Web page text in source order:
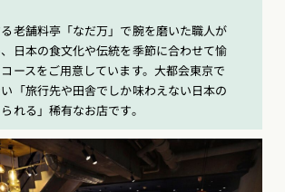
⽼舗料亭「なだ万」で腕を磨いた職人が
日本の食文化や伝統を季節に合わせて愉
ースをご用意しています。大都会東京で
「旅行先や田舎でしか味わえない日本の
れる」稀有なお店です。